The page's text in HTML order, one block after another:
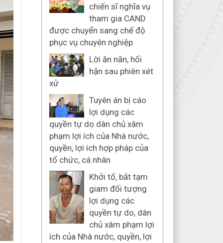
chiến sĩ nghĩa vụ
tham gia CAND
được chuyển sang chế độ
phục vụ chuyên nghiệp
Lời ăn năn, hối
hận sau phiên xét
xử
Tuyên án bị cáo
lợi dụng các
quyền tự do dân chủ xâm
phạm lợi ích của Nhà nước,
quyền, lợi ích hợp pháp của
tổ chức, cá nhân
Khởi tố, bắt tạm
giam đối tượng
lợi dụng các
quyền tự do, dân
chủ xâm phạm lợi
ích của Nhà nước, quyền, lợi